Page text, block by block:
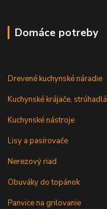
Domáce potreby
Drevené kuchynské náradie
Kuchynské krájače, strúhadlá
Kuchynské nástroje
Lisy a pasírovače
Nerezový riad
Obuváky do topánok
Panvice na grilovanie